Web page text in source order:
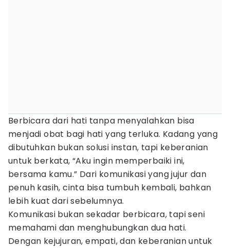
Berbicara dari hati tanpa menyalahkan bisa
menjadi obat bagi hati yang terluka. Kadang yang
dibutuhkan bukan solusi instan, tapi keberanian
untuk berkata, “Aku ingin memperbaiki ini,
bersama kamu.” Dari komunikasi yang jujur dan
penuh kasih, cinta bisa tumbuh kembali, bahkan
lebih kuat dari sebelumnya.
Komunikasi bukan sekadar berbicara, tapi seni
memahami dan menghubungkan dua hati.
Dengan kejujuran, empati, dan keberanian untuk